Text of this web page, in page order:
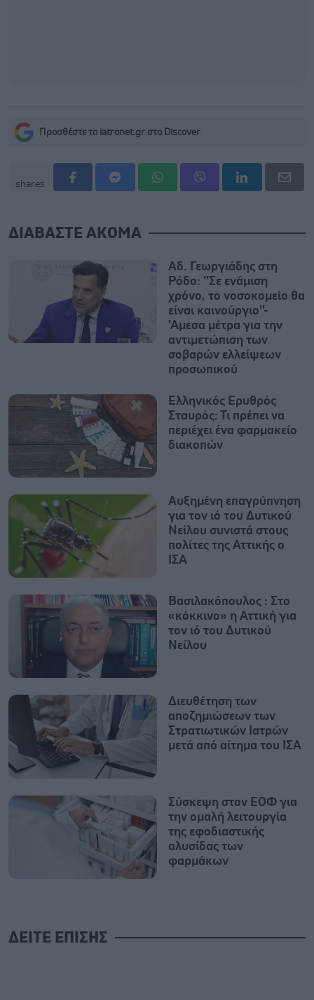
Προσθέστε το iatronet.gr στο Discover
shares
ΔΙΑΒΑΣΤΕ ΑΚΟΜΑ
Αδ. Γεωργιάδης στη
Ρόδο: ''Σε ενάμιση
χρόνο, το νοσοκομείο θα
είναι καινούργιο''-
'Αμεσα μέτρα για την
αντιμετώπιση των
σοβαρών ελλείψεων
προσωπικού
Ελληνικός Ερυθρός
Σταυρός: Τι πρέπει να
περιέχει ένα φαρμακείο
διακοπών
Αυξημένη επαγρύπνηση
για τον ιό του Δυτικού
Νείλου συνιστά στους
πολίτες της Αττικής ο
ΙΣΑ
Βασιλακόπουλος : Στο
«κόκκινο» η Αττική για
τον ιό του Δυτικού
Νείλου
Διευθέτηση των
αποζημιώσεων των
Στρατιωτικών Ιατρών
μετά από αίτημα του ΙΣΑ
Σύσκεψη στον ΕΟΦ για
την ομαλή λειτουργία
της εφοδιαστικής
αλυσίδας των
φαρμάκων
ΔΕΙΤΕ ΕΠΙΣΗΣ